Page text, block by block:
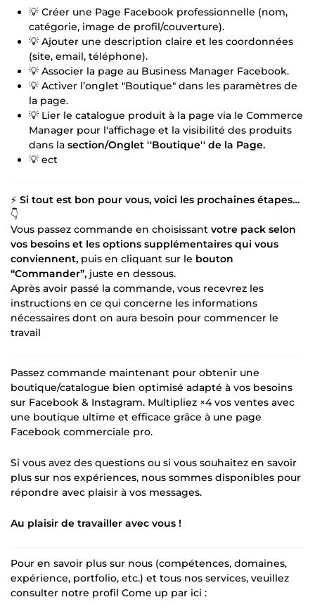
💡 Créer une Page Facebook professionnelle (nom,
catégorie, image de profil/couverture).
💡 Ajouter une description claire et les coordonnées
(site, email, téléphone).
💡 Associer la page au Business Manager Facebook.
💡 Activer l’onglet "Boutique" dans les paramètres de
la page.
💡 Lier le catalogue produit à la page via le Commerce
Manager pour l'affichage et la visibilité des produits
dans la section/Onglet ''Boutique'' de la Page.
💡 ect
⚡ Si tout est bon pour vous, voici les prochaines étapes…
👇
Vous passez commande en choisissant votre pack selon
vos besoins et les options supplémentaires qui vous
conviennent, puis en cliquant sur le bouton
“Commander”, juste en dessous.
Après avoir passé la commande, vous recevrez les
instructions en ce qui concerne les informations
nécessaires dont on aura besoin pour commencer le
travail
Passez commande maintenant pour obtenir une
boutique/catalogue bien optimisé adapté à vos besoins
sur Facebook & Instagram. Multipliez ×4 vos ventes avec
une boutique ultime et efficace grâce à une page
Facebook commerciale pro.
Si vous avez des questions ou si vous souhaitez en savoir
plus sur nos expériences, nous sommes disponibles pour
répondre avec plaisir à vos messages.
Au plaisir de travailler avec vous !
Pour en savoir plus sur nous (compétences, domaines,
expérience, portfolio, etc.) et tous nos services, veuillez
consulter notre profil Come up par ici :